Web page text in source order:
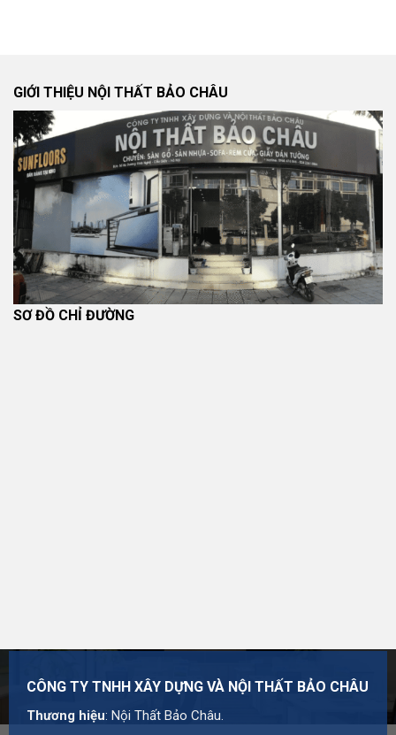
GIỚI THIỆU NỘI THẤT BẢO CHÂU
SƠ ĐỒ CHỈ ĐƯỜNG
CÔNG TY TNHH XÂY DỰNG VÀ NỘI THẤT BẢO CHÂU
Thương hiệu: Nội Thất Bảo Châu.